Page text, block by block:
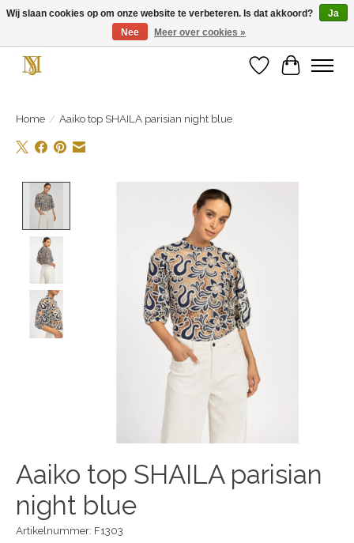
Unieke schoenen en een feestje aan je voeten! Gratis verzending vanaf € 75,-
Verlanglijst
Home / Aaiko top SHAILA parisian night blue
Product image slideshow Items
Aaiko top SHAILA parisian
night blue
Artikelnummer: F1303
Wij slaan cookies op om onze website te verbeteren. Is dat akkoord?
Ja
Nee
Meer over cookies »